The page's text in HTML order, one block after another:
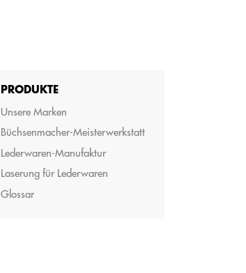
PRODUKTE
Unsere Marken
Büchsenmacher-Meisterwerkstatt
Lederwaren-Manufaktur
Laserung für Lederwaren
Glossar